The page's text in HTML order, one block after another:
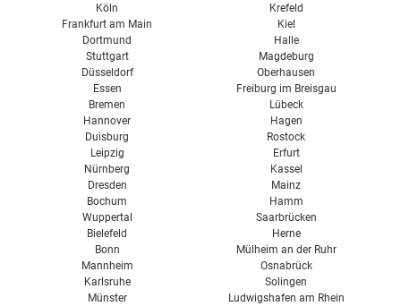
Köln
Frankfurt am Main
Dortmund
Stuttgart
Düsseldorf
Essen
Bremen
Hannover
Duisburg
Leipzig
Nürnberg
Dresden
Bochum
Wuppertal
Bielefeld
Bonn
Mannheim
Karlsruhe
Münster
Krefeld
Kiel
Halle
Magdeburg
Oberhausen
Freiburg im Breisgau
Lübeck
Hagen
Rostock
Erfurt
Kassel
Mainz
Hamm
Saarbrücken
Herne
Mülheim an der Ruhr
Osnabrück
Solingen
Ludwigshafen am Rhein